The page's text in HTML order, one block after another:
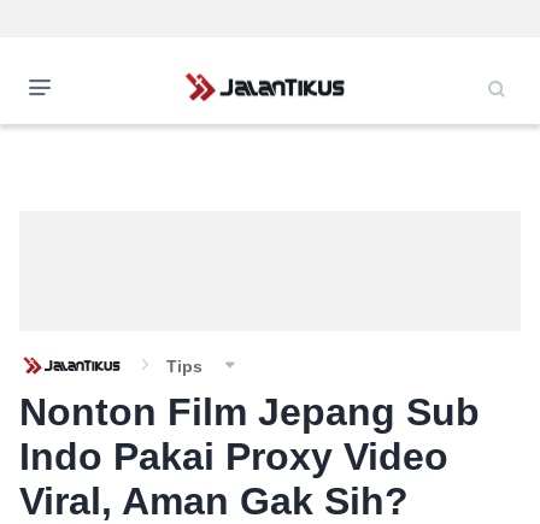
Tips
Nonton Film Jepang Sub
Indo Pakai Proxy Video
Viral, Aman Gak Sih?